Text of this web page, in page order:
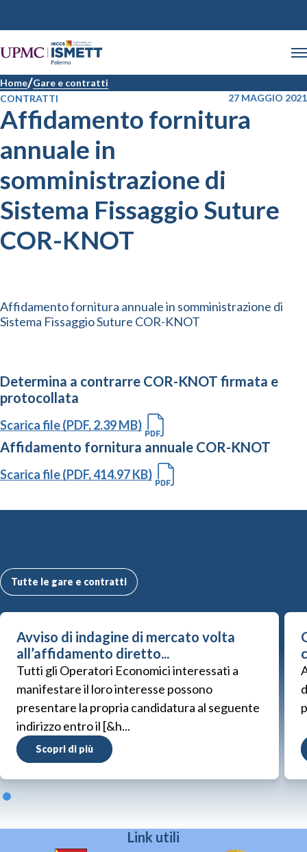
Home Gare e contratti
CONTRATTI
27 MAGGIO 2021
Affidamento fornitura
annuale in
somministrazione di
Sistema Fissaggio Suture
COR-KNOT
Affidamento fornitura annuale in somministrazione di
Sistema Fissaggio Suture COR-KNOT
Determina a contrarre COR-KNOT firmata e
protocollata
Scarica file (PDF, 2.39 MB)
Affidamento fornitura annuale COR-KNOT
Scarica file (PDF, 414.97 KB)
Tutte le gare e contratti
Avviso di indagine di mercato volta
all’affidamento diretto...
Tutti gli Operatori Economici interessati a
manifestare il loro interesse possono
presentare la propria candidatura al seguente
indirizzo entro il [&h...
Scopri di più
Link utili